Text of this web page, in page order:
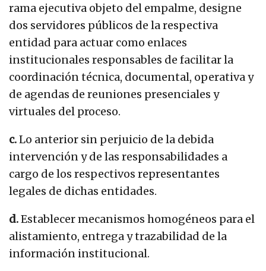
rama ejecutiva objeto del empalme, designe
dos servidores públicos de la respectiva
entidad para actuar como enlaces
institucionales responsables de facilitar la
coordinación técnica, documental, operativa y
de agendas de reuniones presenciales y
virtuales del proceso.
c.Lo anterior sin perjuicio de la debida
intervención y de las responsabilidades a
cargo de los respectivos representantes
legales de dichas entidades.
d.Establecer mecanismos homogéneos para el
alistamiento, entrega y trazabilidad de la
información institucional.